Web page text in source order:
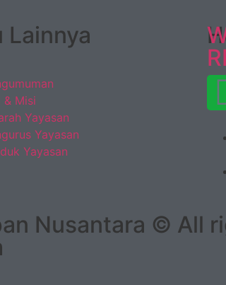
Lainnya
& Misi
Yayasan
Yayasan
Yayasan
Nusantara © All